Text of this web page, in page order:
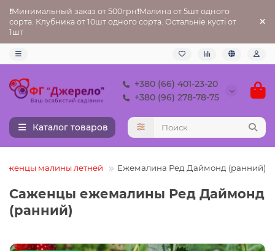
❗Минимальный заказ от 500грн❗Малина от 5шт одного
сорта. Клубника от 10шт одного сорта. Остальніе кусті от
1шт
+380 (66) 401-23-20
+380 (96) 278-78-75
Каталог товаров
малины летней Ежемалина Ред Даймонд (ранний)
Саженцы ежемалины Ред Даймонд
(ранний)